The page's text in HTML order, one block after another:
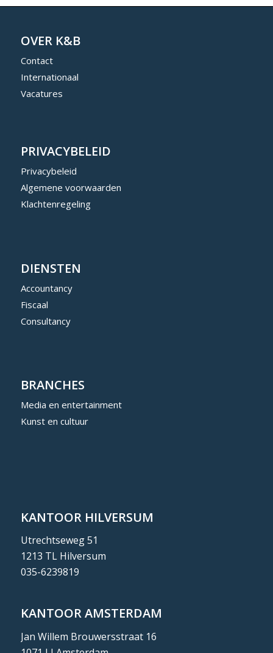
OVER K&B
Contact
Internationaal
Vacatures
PRIVACYBELEID
Privacybeleid
Algemene voorwaarden
Klachtenregeling
DIENSTEN
Accountancy
Fiscaal
Consultancy
BRANCHES
Media en entertainment
Kunst en cultuur
KANTOOR HILVERSUM
Utrechtseweg 51
1213 TL Hilversum
035-6239819
KANTOOR AMSTERDAM
Jan Willem Brouwersstraat 16